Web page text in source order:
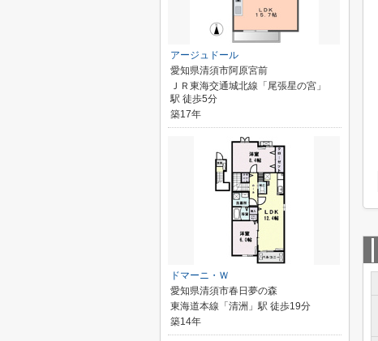
アージュドール
愛知県清須市阿原宮前
ＪＲ東海交通城北線「尾張星の宮」
駅 徒歩5分
築17年
ドマーニ・Ｗ
愛知県清須市春日夢の森
東海道本線「清洲」駅 徒歩19分
築14年